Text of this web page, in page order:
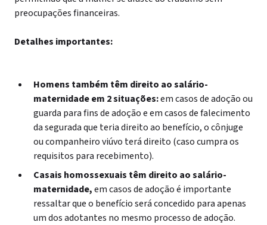
preocupações financeiras.
Detalhes importantes:
Homens também têm direito ao salário-
maternidade em 2 situações:em casos de adoção ou
guarda para fins de adoção e em casos de falecimento
da segurada que teria direito ao benefício, o cônjuge
ou companheiro viúvo terá direito (caso cumpra os
requisitos para recebimento).
Casais homossexuais têm direito ao salário-
maternidade,em casos de adoção é importante
ressaltar que o benefício será concedido para apenas
um dos adotantes no mesmo processo de adoção.